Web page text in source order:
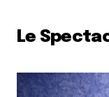
Le